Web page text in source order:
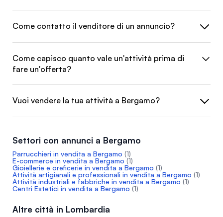
Come contatto il venditore di un annuncio?
Come capisco quanto vale un'attività prima di
fare un'offerta?
Vuoi vendere la tua attività a Bergamo?
Settori con annunci a Bergamo
Parrucchieri in vendita a Bergamo (1)
E-commerce in vendita a Bergamo (1)
Gioiellerie e oreficerie in vendita a Bergamo (1)
Attività artigianali e professionali in vendita a Bergamo (1)
Attività industriali e fabbriche in vendita a Bergamo (1)
Centri Estetici in vendita a Bergamo (1)
Altre città in Lombardia